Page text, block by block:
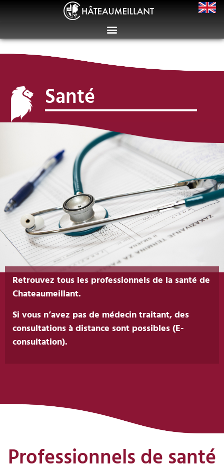
Santé
Retrouvez tous les professionnels de la santé de
Chateaumeillant.
Si vous n’avez pas de médecin traitant, des
consultations à distance sont possibles (E-
consultation).
Professionnels de santé